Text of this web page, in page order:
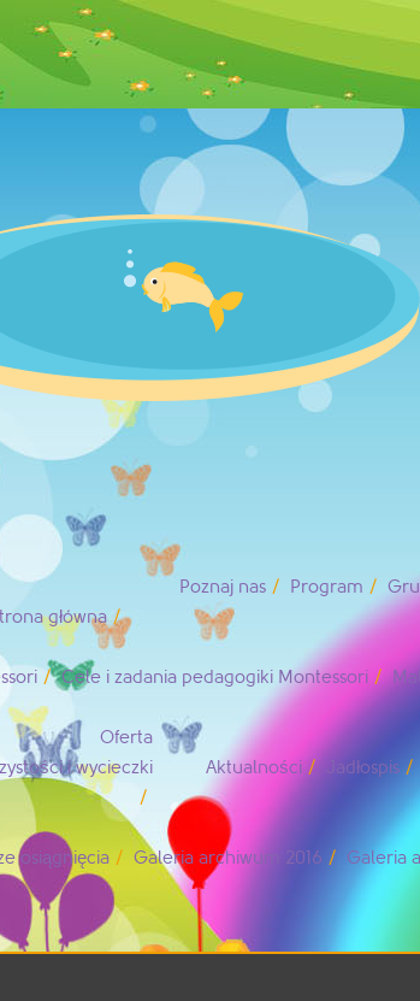
główna
Poznaj nas
Program
Cele i zadania pedagogiki Montessori
Oferta
i wycieczki
Aktualności
Jadłospis
osiągnięcia
Galeria archiwum 2016
Galeria